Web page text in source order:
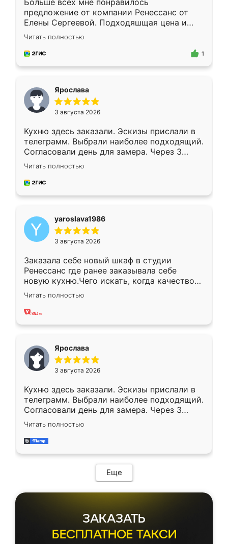
Больше всех мне понравилось
предложение от компании Ренессанс от
Елены Сергеевой. Подходяшщая цена и
короткие сроки изготовления. Приехавший
для замера сотрудник Владислав
предложил по моему эскизу самый
Читать полностью
1
Ярослава
3 августа 2026
Кухню здесь заказали. Эскизы прислали в
телеграмм. Выбрали наиболее подходящий.
Согласовали день для замера. Через 3
недели кухня была уже готова. Остались
довольны работой. Спасибо Ренессанс
мебель за качественную работу!
Читать полностью
yaroslava1986
3 августа 2026
Заказала себе новый шкаф в студии
Ренессанс где ранее заказывала себе
новую кухню.Чего искать, когда качеством
вполне довольна. Служит кухня уже почти
два года, нареканий нет.
Читать полностью
Ярослава
3 августа 2026
Кухню здесь заказали. Эскизы прислали в
телеграмм. Выбрали наиболее подходящий.
Согласовали день для замера. Через 3
недели кухня была уже готова. Остались
довольны работой. Спасибо Ренессанс
мебель за качественную работу!
Читать полностью
Еще
ЗАКАЗАТЬ
БЕСПЛАТНОЕ ТАКСИ